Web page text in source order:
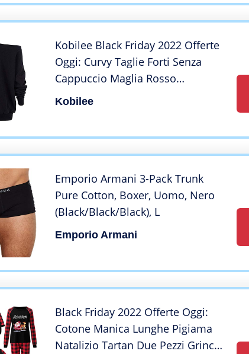
Kobilee Black Friday 2022 Offerte
Oggi: Curvy Taglie Forti Senza
Cappuccio Maglia Rosso
Invernale Elegante Felpa Natale
Kobilee
Emporio Armani 3-Pack Trunk
Pure Cotton, Boxer, Uomo, Nero
(Black/Black/Black), L
Emporio Armani
Black Friday 2022 Offerte Oggi:
Cotone Manica Lunghe Pigiama
Natalizio Tartan Due Pezzi Grinch